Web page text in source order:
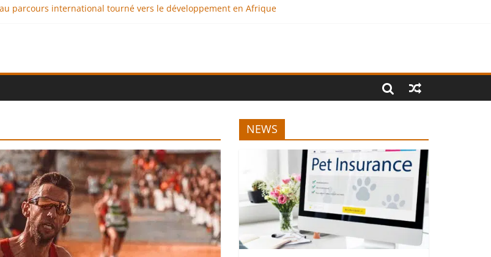
parcours international tourné vers le développement en Afrique
de l’indépendance financière
comme moteur de coopération internationale
NEWS